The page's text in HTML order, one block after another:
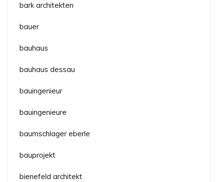
bark architekten
bauer
bauhaus
bauhaus dessau
bauingenieur
bauingenieure
baumschlager eberle
bauprojekt
bienefeld architekt